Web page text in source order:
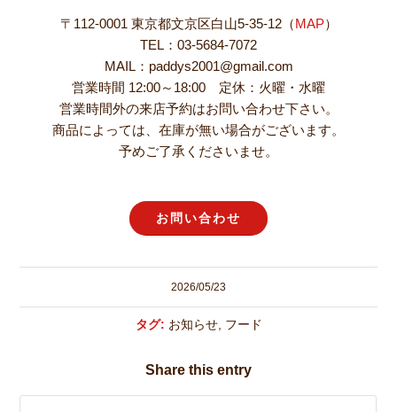
〒112-0001 東京都文京区白山5-35-12（MAP）
TEL：03-5684-7072
MAIL：paddys2001@gmail.com
営業時間 12:00～18:00 定休：火曜・水曜
営業時間外の来店予約はお問い合わせ下さい。
商品によっては、在庫が無い場合がございます。
予めご了承くださいませ。
お問い合わせ
2026/05/23
タグ: お知らせ, フード
Share this entry